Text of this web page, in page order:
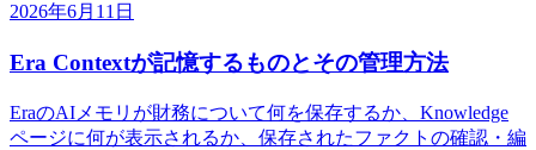
2026年6月11日
Era Contextが記憶するものとその管理方法
EraのAIメモリが財務について何を保存するか、Knowledge
ページに何が表示されるか、保存されたファクトの確認・編